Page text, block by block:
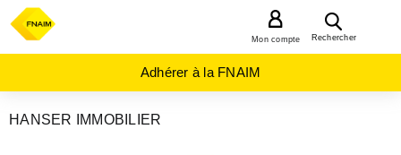
Rechercher
Mon compte
Adhérer à la FNAIM
HANSER IMMOBILIER